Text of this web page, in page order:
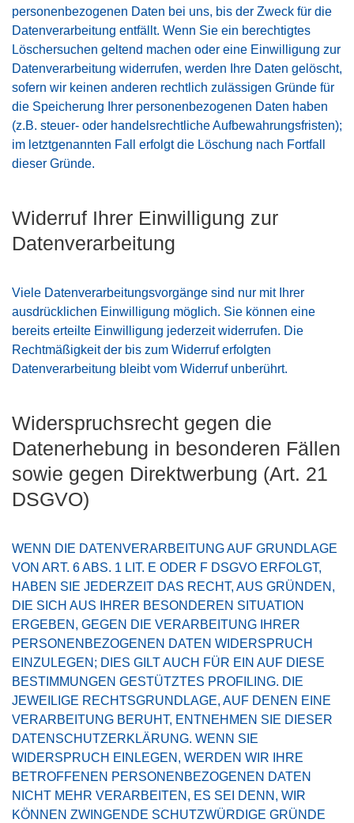
personenbezogenen Daten bei uns, bis der Zweck für die
Datenverarbeitung entfällt. Wenn Sie ein berechtigtes
Löschersuchen geltend machen oder eine Einwilligung zur
Datenverarbeitung widerrufen, werden Ihre Daten gelöscht,
sofern wir keinen anderen rechtlich zulässigen Gründe für
die Speicherung Ihrer personenbezogenen Daten haben
(z.B. steuer- oder handelsrechtliche Aufbewahrungsfristen);
im letztgenannten Fall erfolgt die Löschung nach Fortfall
dieser Gründe.
Widerruf Ihrer Einwilligung zur
Datenverarbeitung
Viele Datenverarbeitungsvorgänge sind nur mit Ihrer
ausdrücklichen Einwilligung möglich. Sie können eine
bereits erteilte Einwilligung jederzeit widerrufen. Die
Rechtmäßigkeit der bis zum Widerruf erfolgten
Datenverarbeitung bleibt vom Widerruf unberührt.
Widerspruchsrecht gegen die
Datenerhebung in besonderen Fällen
sowie gegen Direktwerbung (Art. 21
DSGVO)
WENN DIE DATENVERARBEITUNG AUF GRUNDLAGE
VON ART. 6 ABS. 1 LIT. E ODER F DSGVO ERFOLGT,
HABEN SIE JEDERZEIT DAS RECHT, AUS GRÜNDEN,
DIE SICH AUS IHRER BESONDEREN SITUATION
ERGEBEN, GEGEN DIE VERARBEITUNG IHRER
PERSONENBEZOGENEN DATEN WIDERSPRUCH
EINZULEGEN; DIES GILT AUCH FÜR EIN AUF DIESE
BESTIMMUNGEN GESTÜTZTES PROFILING. DIE
JEWEILIGE RECHTSGRUNDLAGE, AUF DENEN EINE
VERARBEITUNG BERUHT, ENTNEHMEN SIE DIESER
DATENSCHUTZERKLÄRUNG. WENN SIE
WIDERSPRUCH EINLEGEN, WERDEN WIR IHRE
BETROFFENEN PERSONENBEZOGENEN DATEN
NICHT MEHR VERARBEITEN, ES SEI DENN, WIR
KÖNNEN ZWINGENDE SCHUTZWÜRDIGE GRÜNDE